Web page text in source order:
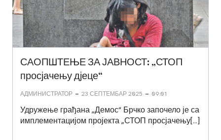
САОПШТЕЊЕ ЗА ЈАВНОСТ: „СТОП
просјачењу дјеце“
АДМИНИСТРАТОР - 23 СЕПТЕМБАР 2025 - 09:01
Удружење грађана „Демос“ Брчко започело је са
имплементацијом пројекта „СТОП просјачењу[…]